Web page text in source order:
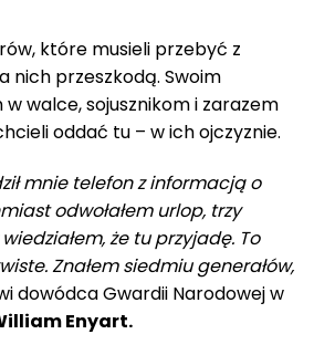
które musieli przebyć z
nich przeszkodą. Swoim
walce, sojusznikom i zarazem
oddać tu – w ich ojczyznie.
mnie telefon z informacją o
odwołałem urlop, trzy
że tu przyjadę. To
Znałem siedmiu generałów,
dowódca Gwardii Narodowej w
Enyart.